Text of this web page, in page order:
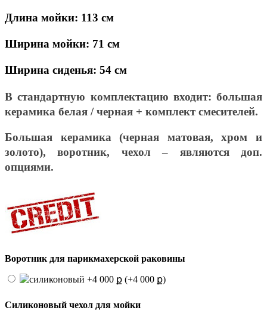
Длина мойки: 113 см
Ширина мойки: 71 см
Ширина сиденья: 54 см
В стандартную комплектацию входит: большая
керамика белая / черная + комплект смесителей.
Большая керамика (черная матовая, хром и
золото), воротник, чехол – являются доп.
опциями.
Воротник для парикмахерской раковины
(+4 000 ք)
Силиконовый чехол для мойки